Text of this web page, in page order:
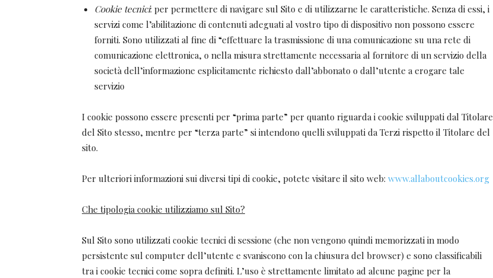
Cookie tecnici: per permettere di navigare sul Sito e di utilizzarne le caratteristiche. Senza di essi, i
servizi come l’abilitazione di contenuti adeguati al vostro tipo di dispositivo non possono essere
forniti. Sono utilizzati al fine di “effettuare la trasmissione di una comunicazione su una rete di
comunicazione elettronica, o nella misura strettamente necessaria al fornitore di un servizio della
società dell’informazione esplicitamente richiesto dall’abbonato o dall’utente a erogare tale
servizio
I cookie possono essere presenti per “prima parte” per quanto riguarda i cookie sviluppati dal Titolare
del Sito stesso, mentre per “terza parte” si intendono quelli sviluppati da Terzi rispetto il Titolare del
sito.
Per ulteriori informazioni sui diversi tipi di cookie, potete visitare il sito web: www.allaboutcookies.org
Che tipologia cookie utilizziamo sul Sito?
Sul Sito sono utilizzati cookie tecnici di sessione (che non vengono quindi memorizzati in modo
persistente sul computer dell’utente e svaniscono con la chiusura del browser) e sono classificabili
tra i cookie tecnici come sopra definiti. L’uso è strettamente limitato ad alcune pagine per la